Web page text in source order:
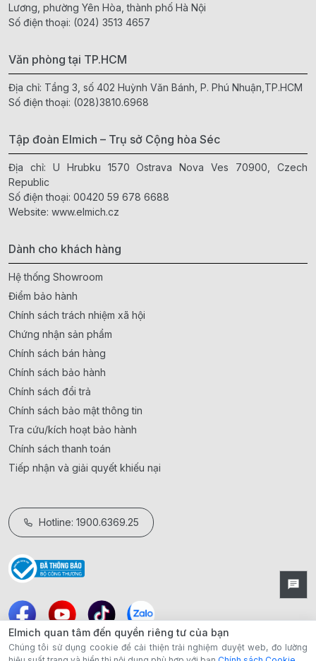
Lương, phường Yên Hòa, thành phố Hà Nội
Số điện thoại: (024) 3513 4657
Văn phòng tại TP.HCM
Địa chỉ: Tầng 3, số 402 Huỳnh Văn Bánh, P. Phú Nhuận,TP.HCM
Số điện thoại: (028)3810.6968
Tập đoàn Elmich – Trụ sở Cộng hòa Séc
Địa chỉ: U Hrubku 1570 Ostrava Nova Ves 70900, Czech
Republic
Số điện thoại: 00420 59 678 6688
Website: www.elmich.cz
Dành cho khách hàng
Hệ thống Showroom
Điểm bảo hành
Chính sách trách nhiệm xã hội
Chứng nhận sản phẩm
Chính sách bán hàng
Chính sách bảo hành
Chính sách đổi trả
Chính sách bảo mật thông tin
Tra cứu/kích hoạt bảo hành
Chính sách thanh toán
Tiếp nhận và giải quyết khiếu nại
Hotline: 1900.6369.25
Elmich quan tâm đến quyền riêng tư của bạn
Chúng tôi sử dụng cookie để cải thiện trải nghiệm duyệt web, đo lường